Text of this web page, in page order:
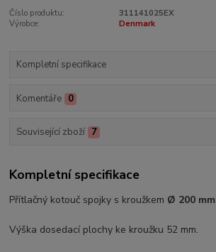
Číslo produktu:
311141025EX
Výrobce:
Denmark
Kompletní specifikace
Komentáře 0
Související zboží 7
Kompletní specifikace
Přítlačný kotouč spojky s kroužkem Ø 200 mm
Výška dosedací plochy ke kroužku 52 mm.